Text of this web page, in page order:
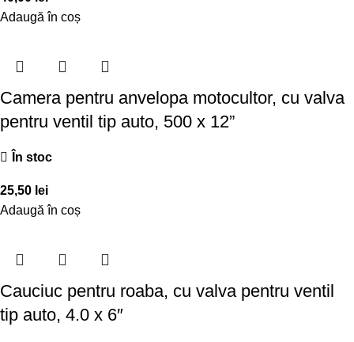
Adaugă în coș
Camera pentru anvelopa motocultor, cu valva
pentru ventil tip auto, 500 x 12”
În stoc
25,50 lei
Adaugă în coș
Cauciuc pentru roaba, cu valva pentru ventil
tip auto, 4.0 x 6″